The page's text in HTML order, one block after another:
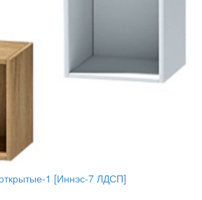
1 [Иннэс-7 ЛДСП]